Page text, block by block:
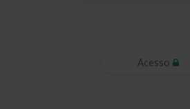
Acesso